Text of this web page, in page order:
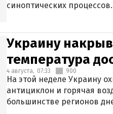
синоптических процессов.
Украину
температура
4 августа, 07:33 900
На этой неделе Украину
антициклон и горячая
большинстве регионов